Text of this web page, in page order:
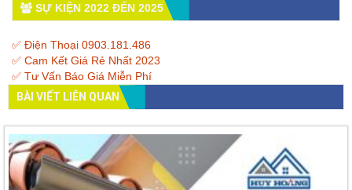
SỰ KIỆN 2022 ĐẾN 2025
✅ Điện Thoại 0903.181.486
✅ Cam Kết Giá Rẻ Nhất 2023
✅ Tư Vấn Báo Giá Miễn Phí
BÀI VIẾT LIÊN QUAN